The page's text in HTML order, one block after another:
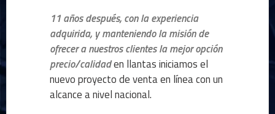
11 años después, con la experiencia
adquirida, y manteniendo la misión de
ofrecer a nuestros clientes la mejor opción
precio/calidaden llantas iniciamos el
nuevo proyecto de venta en línea con un
alcance a nivel nacional.